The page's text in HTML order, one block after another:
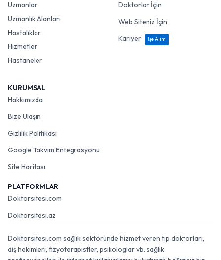
Uzmanlar
Uzmanlık Alanları
Hastalıklar
Hizmetler
Hastaneler
Doktorlar İçin
Web Siteniz İçin
Kariyer
İşe Alım
KURUMSAL
Hakkımızda
Bize Ulaşın
Gizlilik Politikası
Google Takvim Entegrasyonu
Site Haritası
PLATFORMLAR
Doktorsitesi.com
Doktorsitesi.az
Doktorsitesi.com sağlık sektöründe hizmet veren tıp doktorları,
diş hekimleri, fizyoterapistler, psikologlar vb. sağlık